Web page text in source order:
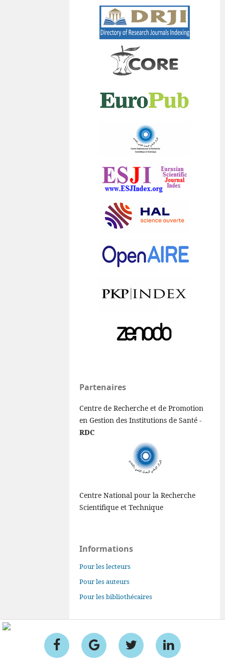
Partenaires
Centre de Recherche et de Promotion
en Gestion des Institutions de Santé -
RDC
Centre National pour la Recherche
Scientifique et Technique
Informations
Pour les lecteurs
Pour les auteurs
Pour les bibliothécaires